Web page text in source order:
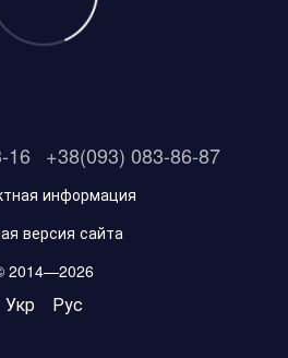
16 +38(093) 083-86-87
информация
версия сайта
2014—2026
Укр Рус